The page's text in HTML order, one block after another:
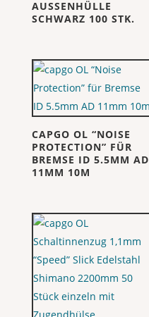
AUSSENHÜLLE
SCHWARZ 100 STK.
CAPGO OL “NOISE
PROTECTION” FÜR
BREMSE ID 5.5MM AD
11MM 10M